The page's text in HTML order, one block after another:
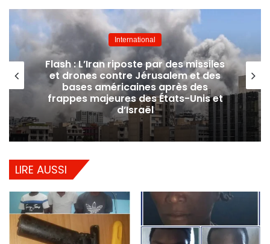
International
Flash : L’Iran riposte par des missiles
et drones contre Jérusalem et des
bases américaines après des
frappes majeures des États-Unis et
d’Israël
LIRE AUSSI